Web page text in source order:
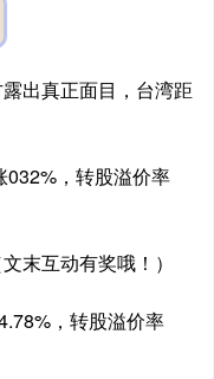
出真正面目，台湾距
032%，转股溢价率
末互动有奖哦！）
，转股溢价率